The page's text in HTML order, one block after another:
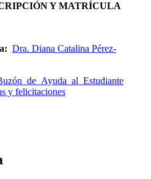
Y MATRÍCULA
Dra. Diana Catalina Pérez-
de Ayuda al Estudiante
y felicitaciones